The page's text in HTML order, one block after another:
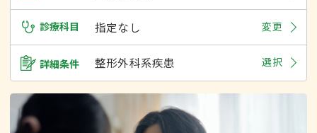
診療科目 指定なし 変更
詳細条件 整形外科系疾患 選択